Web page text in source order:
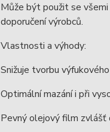
Může být použit se
doporučení výrobců.
Vlastnosti a výhody:
Snižuje tvorbu
Optimální mazání i při
Pevný olejový film zvlášť